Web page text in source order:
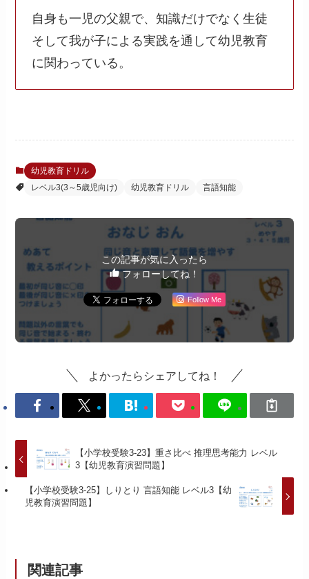
自身も一児の父親で、知識だけでなく生徒
そして我が子による実践を通して幼児教育
に関わっている。
幼児教育ドリル
レベル3(3～5歳児向け)
幼児教育ドリル 言語知能
この記事が気に入ったら
フォローしてね！
Follow Me
よかったらシェアしてね！
【小学校受験3-23】重さ比べ 推理思考能力 レベル
3【幼児教育演習問題】
【小学校受験3-25】しりとり 言語知能 レベル3【幼
児教育演習問題】
関連記事